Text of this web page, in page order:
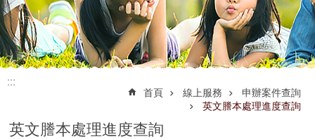
:::
:::
首頁 線上服務
申辦案件查詢
英文謄本處理進度查詢
英文謄本處理進度查詢